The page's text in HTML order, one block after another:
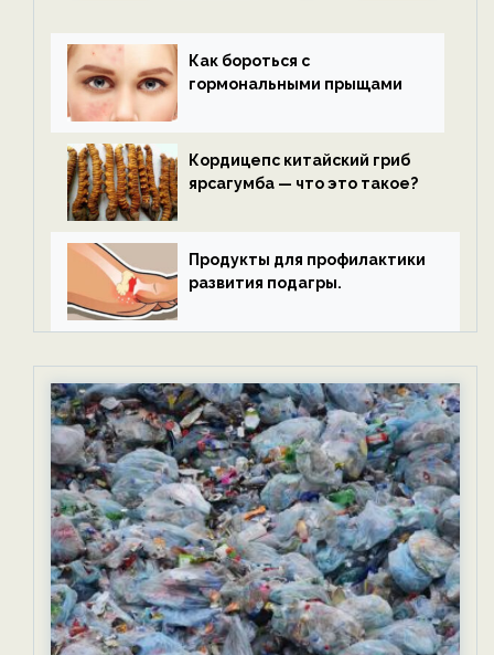
Как бороться с
гормональными прыщами
Кордицепс китайский гриб
ярсагумба — что это такое?
Продукты для профилактики
развития подагры.